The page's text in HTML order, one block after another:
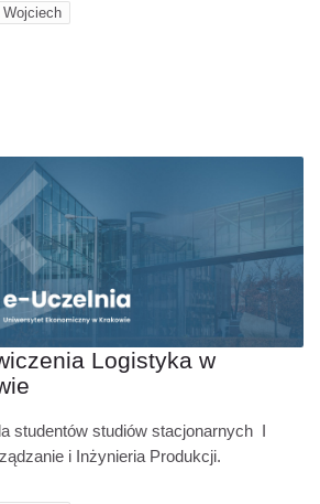
Wojciech
Logistyka w
studentów studiów stacjonarnych I
i Inżynieria Produkcji.